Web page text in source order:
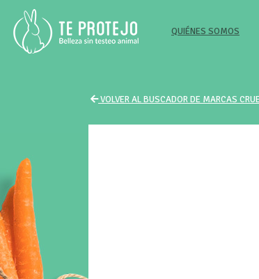
QUIÉNES SOMOS
VOLVER AL BUSCADOR DE MARCAS